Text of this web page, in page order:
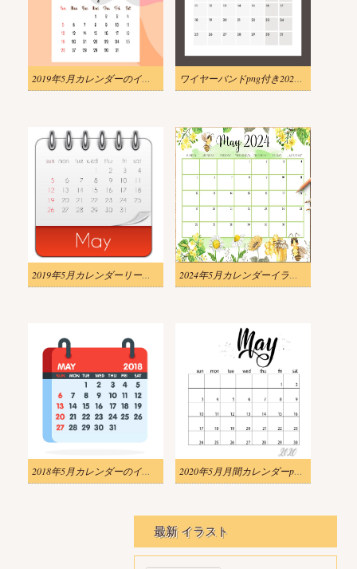
2019年5月カレンダーのイラストpng ワイヤーバンドpng付き2020年5月カレンダーのイラスト
2019年5月カレンダーリーフテンプレートpngのイラスト 2024年5月カレンダーイラスト
2018年5月カレンダーのイラストpng 2020年5月月間カレンダーpngのイラスト
最新 イラスト